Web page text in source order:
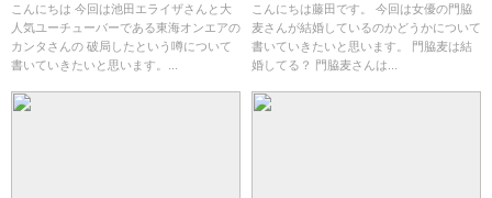
こんにちは 今回は池田エライザさんと大
人気ユーチューバーである東海オンエアの
カンタさんの 破局したという噂について
書いていきたいと思います。...
こんにちは藤田です。 今回は女優の門脇
麦さんが結婚しているのかどうかについて
書いていきたいと思います。 門脇麦は結
婚してる？ 門脇麦さんは...